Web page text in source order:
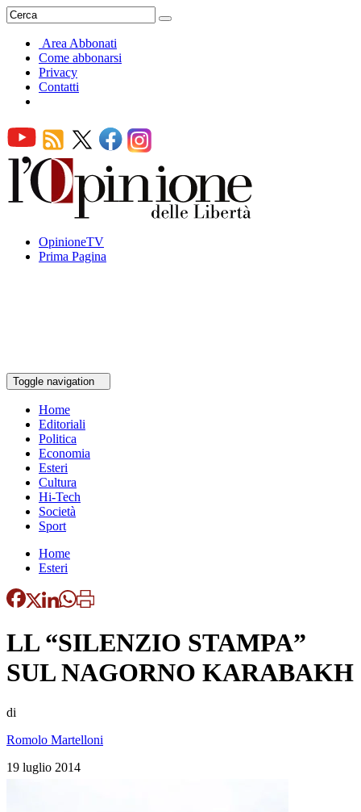
Area Abbonati
Come abbonarsi
Privacy
Contatti
OpinioneTV
Prima Pagina
Toggle navigation
Home
Editoriali
Politica
Economia
Esteri
Cultura
Hi-Tech
Società
Sport
Home
Esteri
LL “SILENZIO STAMPA”
SUL NAGORNO KARABAKH
di
Romolo Martelloni
19 luglio 2014